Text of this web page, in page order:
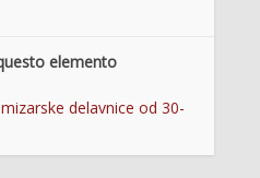
elemento
delavnice od 30-